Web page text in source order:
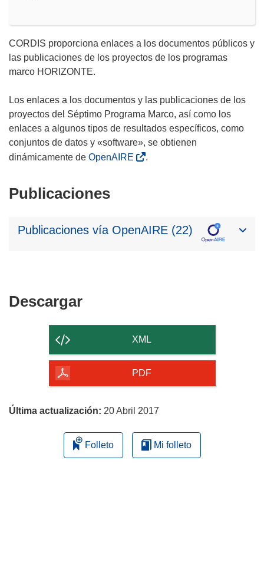
CORDIS proporciona enlaces a los documentos públicos y
las publicaciones de los proyectos de los programas
marco HORIZONTE.
Los enlaces a los documentos y las publicaciones de los
proyectos del Séptimo Programa Marco, así como los
enlaces a algunos tipos de resultados específicos, como
conjuntos de datos y «software», se obtienen
dinámicamente de OpenAIRE .
Publicaciones
Publicaciones vía OpenAIRE (22)
DescargarDescargar
contenido
de
página
XML
PDF
Última actualización: 20 Abril 2017
Folleto Mi folleto